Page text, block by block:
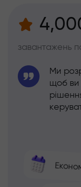
завантажень
Ми
щоб ви